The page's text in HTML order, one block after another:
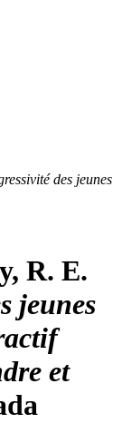
des jeunes
R. E.
jeunes
et